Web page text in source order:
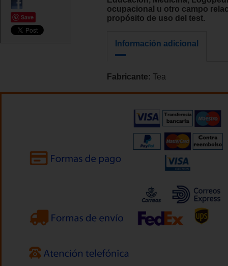
Save
ocupacional u otro campo
propósito de uso del test.
Información adicional
Fabricante: Tea